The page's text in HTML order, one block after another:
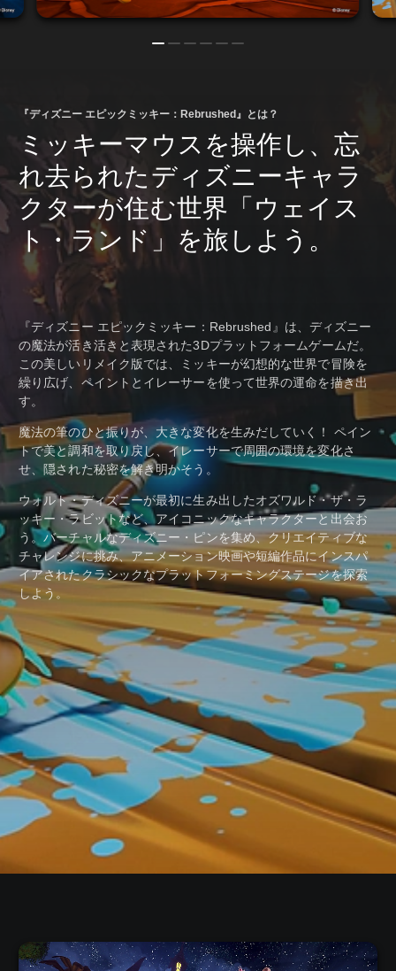
『ディズニー エピックミッキー：Rebrushed』とは？
ミッキーマウスを操作し、忘
れ去られたディズニーキャラ
クターが住む世界「ウェイス
ト・ランド」を旅しよう。
『ディズニー エピックミッキー：Rebrushed』は、ディズニー
の魔法が活き活きと表現された3Dプラットフォームゲームだ。
この美しいリメイク版では、ミッキーが幻想的な世界で冒険を
繰り広げ、ペイントとイレーサーを使って世界の運命を描き出
す。
魔法の筆のひと振りが、大きな変化を生みだしていく！ ペイン
トで美と調和を取り戻し、イレーサーで周囲の環境を変化さ
せ、隠された秘密を解き明かそう。
ウォルト・ディズニーが最初に生み出したオズワルド・ザ・ラ
ッキー・ラビットなど、アイコニックなキャラクターと出会お
う。バーチャルなディズニー・ピンを集め、クリエイティブな
チャレンジに挑み、アニメーション映画や短編作品にインスパ
イアされたクラシックなプラットフォーミングステージを探索
しよう。